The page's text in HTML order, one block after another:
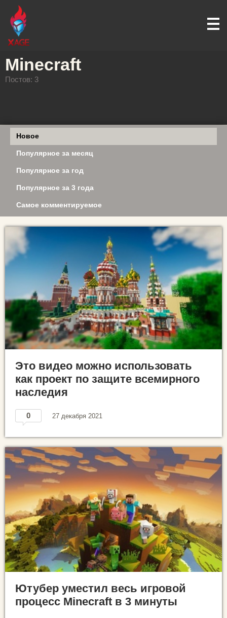
Minecraft
Постов: 3
Новое
Популярное за месяц
Популярное за год
Популярное за 3 года
Самое комментируемое
Это видео можно использовать
как проект по защите всемирного
наследия
0 27 декабря 2021
Ютубер уместил весь игровой
процесс Minecraft в 3 минуты